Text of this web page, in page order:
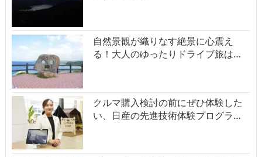
自然景観が織りなす絶景に心震え
る！大人のゆったりドライブ旅は…
クルマ購入検討の前にぜひ体験した
い、日産の先進技術体験プログラ…